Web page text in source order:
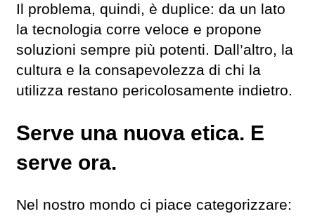
Il problema, quindi, è duplice: da un lato
la tecnologia corre veloce e propone
soluzioni sempre più potenti. Dall’altro, la
cultura e la consapevolezza di chi la
utilizza restano pericolosamente indietro.
Serve una nuova etica. E
serve ora.
Nel nostro mondo ci piace categorizzare: